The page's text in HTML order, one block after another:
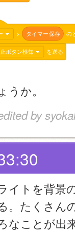
> タイマー保存 の
ボタン検知 を送る
うか。
by
イトを背景
。たくさん
なことが出